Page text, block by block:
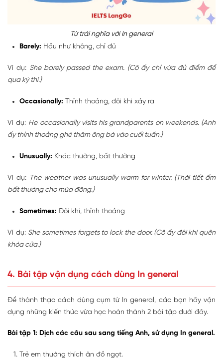
Từ trái nghĩa với In general
Barely: Hầu như không, chỉ đủ
Ví dụ: She barely passed the exam. (Cô ấy chỉ vừa đủ điểm để
qua kỳ thi.)
Occasionally: Thỉnh thoảng, đôi khi xảy ra
Ví dụ: He occasionally visits his grandparents on weekends. (Anh
ấy thỉnh thoảng ghé thăm ông bà vào cuối tuần.)
Unusually: Khác thường, bất thường
Ví dụ: The weather was unusually warm for winter. (Thời tiết ấm
bất thường cho mùa đông.)
Sometimes: Đôi khi, thỉnh thoảng
Ví dụ: She sometimes forgets to lock the door. (Cô ấy đôi khi quên
khóa cửa.)
4. Bài tập vận dụng cách dùng In general
Để thành thạo cách dùng cụm từ In general, các bạn hãy vận
dụng những kiến thức vừa học hoàn thành 2 bài tập dưới đây.
Bài tập 1: Dịch các câu sau sang tiếng Anh, sử dụng In general.
Trẻ em thường thích ăn đồ ngọt.